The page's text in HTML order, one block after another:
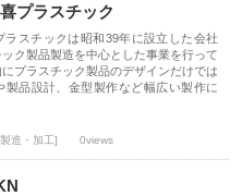
プラスチック
ラスチックは昭和39年に設立した会社
ク製品製造を中心とした事業を行って
プラスチック製品のデザインだけでは
製品設計、金型製作など幅広い製作に
造・加工] 0views